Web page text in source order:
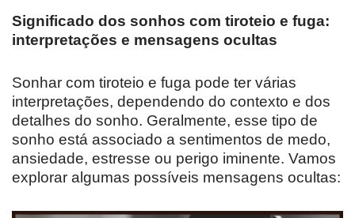
Significado dos sonhos com tiroteio e fuga:
interpretações e mensagens ocultas
Sonhar com tiroteio e fuga pode ter várias
interpretações, dependendo do contexto e dos
detalhes do sonho. Geralmente, esse tipo de
sonho está associado a sentimentos de medo,
ansiedade, estresse ou perigo iminente. Vamos
explorar algumas possíveis mensagens ocultas: